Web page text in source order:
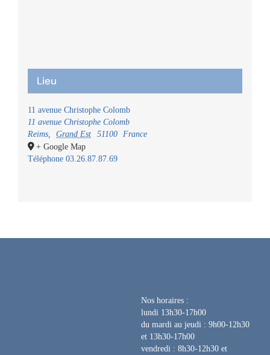
Lieu
11 avenue Christophe Colomb
11 avenue Christophe Colomb
Reims, Grand Est 51100
France
+ Google Map
Téléphone 03.26.87.87.69
Nos horaires :
lundi 13h30-17h00
du mardi au jeudi : 9h00-12h30
et 13h30-17h00
vendredi : 8h30-12h30 et